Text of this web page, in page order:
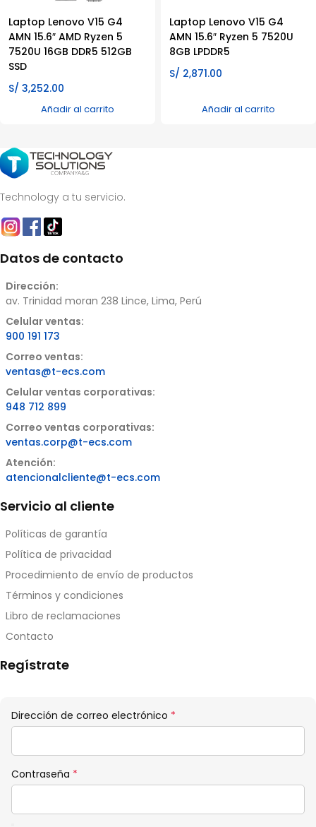
Laptop Lenovo V15 G4
AMN 15.6″ AMD Ryzen 5
7520U 16GB DDR5 512GB
SSD
S/ 3,252.00
Añadir al carrito
Laptop Lenovo V15 G4
AMN 15.6″ Ryzen 5 7520U
8GB LPDDR5
S/ 2,871.00
Añadir al carrito
Technology a tu servicio.
Datos de contacto
Dirección:
av. Trinidad moran 238 Lince, Lima, Perú
Celular ventas:
900 191 173
Correo ventas:
ventas@t-ecs.com
Celular ventas corporativas:
948 712 899
Correo ventas corporativas:
ventas.corp@t-ecs.com
Atención:
atencionalcliente@t-ecs.com
Servicio al cliente
Políticas de garantía
Política de privacidad
Procedimiento de envío de productos
Términos y condiciones
Libro de reclamaciones
Contacto
Regístrate
Dirección de correo electrónico *
Contraseña *